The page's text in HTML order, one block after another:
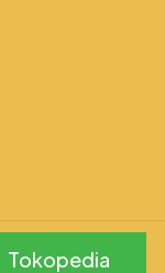
Tokopedia